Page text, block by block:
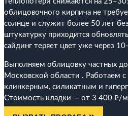
облицовочного кирпича не
солнце и служит более 50 лет
штукатурку приходится
сайдинг теряет цвет уже через
Выполняем облицовку частных
Московской области . Работаем
клинкерным, силикатным и
Стоимость кладки — от 3 400 ₽/